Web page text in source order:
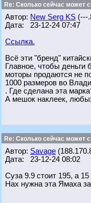
Re: Сколько сейчас может
Автор: New Serg KS (---
Дата: 23-12-24 07:47
Ссылка.
Всё эти "бренд"
Главное, чтобы
моторы продаются не
1000 размеров во
. Где сделана эта
А мешок наклеек,
Re: Сколько сейчас может
Автор: Savage
Дата: 23-12-24 08:02
Суза 9.9 стоит 195, а 15
Нах нужна эта Ямаха за